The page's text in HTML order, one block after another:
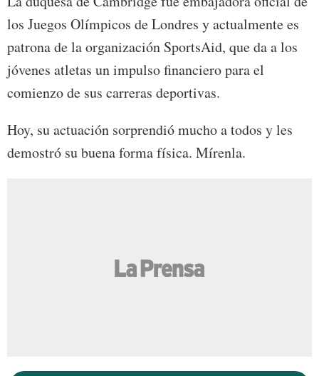
los Juegos Olímpicos de Londres y actualmente es
patrona de la organización SportsAid, que da a los
jóvenes atletas un impulso financiero para el
comienzo de sus carreras deportivas.
Hoy, su actuación sorprendió mucho a todos y les
demostró su buena forma física. Mírenla.